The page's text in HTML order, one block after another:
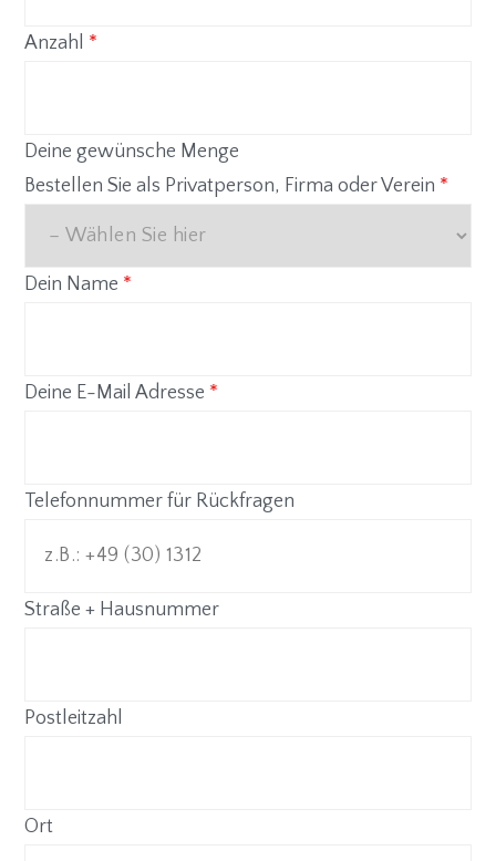
Anzahl *
Deine gewünsche Menge
Bestellen Sie als Privatperson, Firma oder Verein *
Dein Name *
Deine E-Mail Adresse *
Telefonnummer für Rückfragen
Straße + Hausnummer
Postleitzahl
Ort